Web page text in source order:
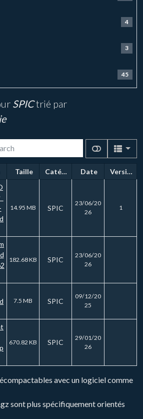
4
3
45
SPICtrié par
Taille Catégorie Date Version
14.95 MB SPIC
23/06/20
26
1
182.68 KB SPIC
23/06/20
26
7.5 MB SPIC
09/12/20
25
670.82 KB SPIC
29/01/20
26
avec un logiciel comme
sont plus spécifiquement orientés